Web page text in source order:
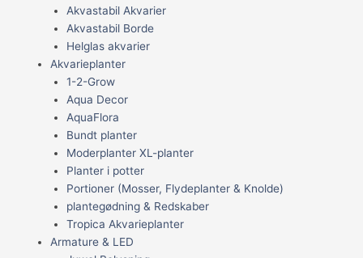
Akvastabil Akvarier
Akvastabil Borde
Helglas akvarier
Akvarieplanter
1-2-Grow
Aqua Decor
AquaFlora
Bundt planter
Moderplanter XL-planter
Planter i potter
Portioner (Mosser, Flydeplanter & Knolde)
plantegødning & Redskaber
Tropica Akvarieplanter
Armature & LED